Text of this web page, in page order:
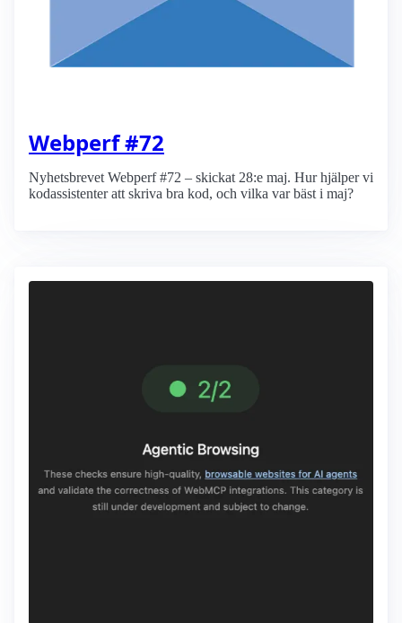
Webperf #72
Nyhetsbrevet Webperf #72 – skickat 28:e maj. Hur hjälper vi
kodassistenter att skriva bra kod, och vilka var bäst i maj?